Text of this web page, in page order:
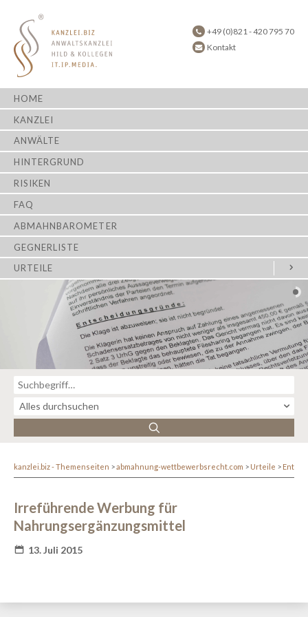
+49 (0)821 - 420 795 70
Kontakt
HOME
KANZLEI
ANWÄLTE
HINTERGRUND
RISIKEN
FAQ
ABMAHNBAROMETER
GEGNERLISTE
URTEILE
kanzlei.biz - Themenseiten abmahnung-wettbewerbsrecht.com Urteile
Irreführende Werbung für
Nahrungsergänzungsmittel
13. Juli 2015